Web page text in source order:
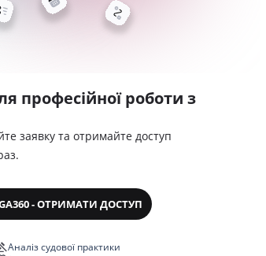
професійної роботи з
заявку та отримайте доступ
- ОТРИМАТИ ДОСТУП
Аналіз судової практики